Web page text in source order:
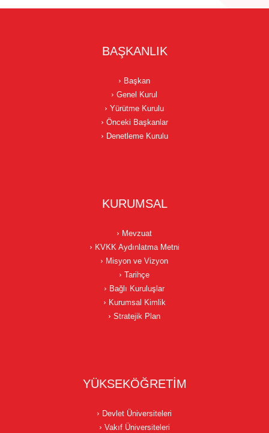
BAŞKANLIK
Başkan
Genel Kurul
Yürütme Kurulu
Önceki Başkanlar
Denetleme Kurulu
KURUMSAL
Mevzuat
KVKK Aydınlatma Metni
Misyon ve Vizyon
Tarihçe
Bağlı Kuruluşlar
Kurumsal Kimlik
Stratejik Plan
YÜKSEKÖĞRETİM
Devlet Üniversiteleri
Vakıf Üniversiteleri